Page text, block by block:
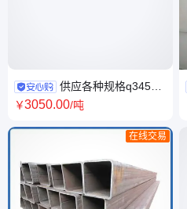
供应各种规格q345qe
钢板 q345qC桥梁板q345qD 路
￥3050.00/吨
在线交易